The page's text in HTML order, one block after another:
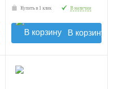
Купить в 1 клик В наличии
В корзину